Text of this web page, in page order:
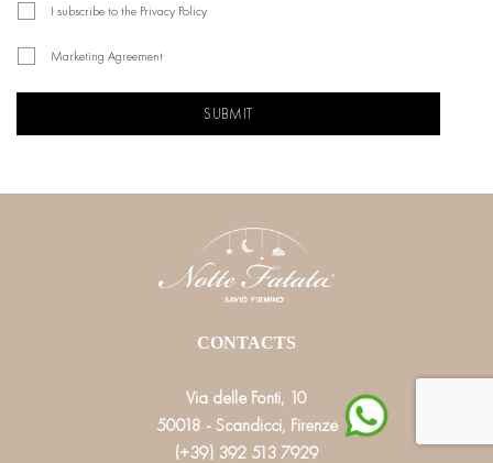
I subscribe to the Privacy Policy
Marketing Agreement
CAPTCHA
CONTACTS
Via delle Fonti, 10
50018 - Scandicci, Firenze
(+39) 392 513 7929